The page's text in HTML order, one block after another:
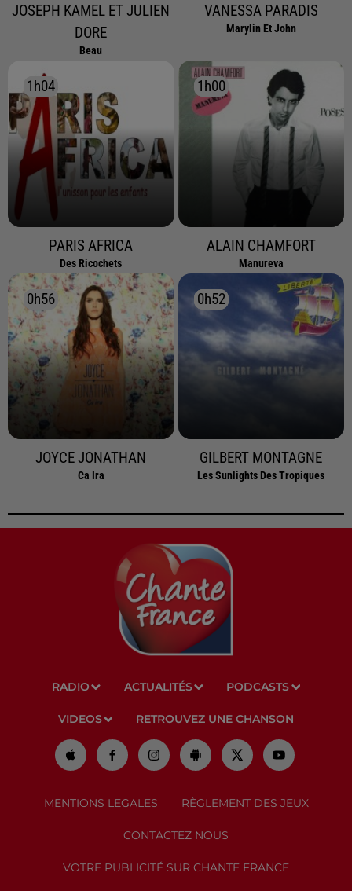
JOSEPH KAMEL ET JULIEN
DORE
Beau
VANESSA PARADIS
Marylin Et John
1h04
1h04
PARIS AFRICA
Des Ricochets
1h00
1h00
ALAIN CHAMFORT
Manureva
0h56
0h56
JOYCE JONATHAN
Ca Ira
0h52
0h52
GILBERT MONTAGNE
Les Sunlights Des Tropiques
RADIO ACTUALITÉS PODCASTS
VIDEOS RETROUVEZ UNE CHANSON
MENTIONS LEGALES RÈGLEMENT DES JEUX
CONTACTEZ NOUS
VOTRE PUBLICITÉ SUR CHANTE FRANCE